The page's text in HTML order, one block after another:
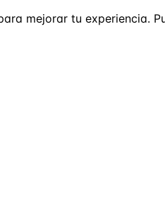
mejorar tu experiencia.